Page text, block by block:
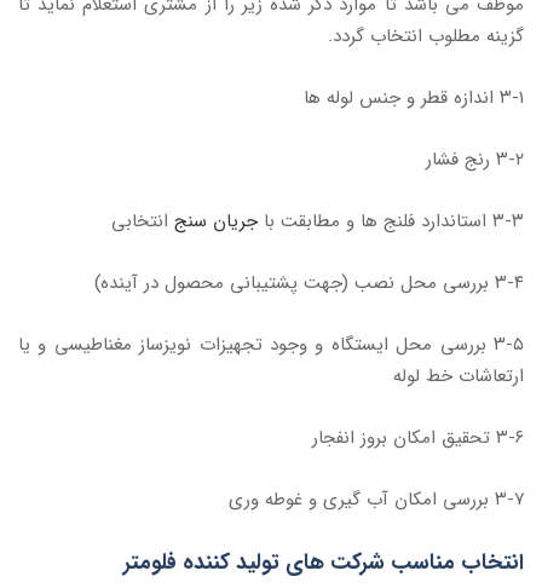
گزینه مطلوب انتخاب گردد.
۳-۱ اندازه قطر و جنس لوله ها
۳-۲ رنج فشار
۳-۳ استاندارد فلنج ها و مطابقت با جریان سنج انتخابی
۳-۴ بررسی محل نصب (جهت پشتیبانی محصول در آینده)
۳-۵ بررسی محل ایستگاه و وجود تجهیزات نویزساز مغناطیسی و یا
ارتعاشات خط لوله
۳-۶ تحقیق امکان بروز انفجار
۳-۷ بررسی امکان آب گیری و غوطه وری
انتخاب مناسب شرکت های تولید کننده فلومتر